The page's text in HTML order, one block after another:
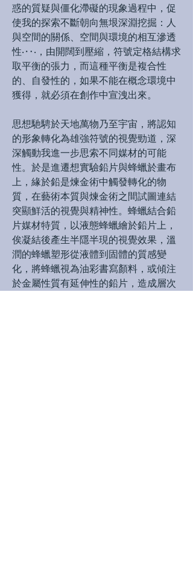
惑的質疑與僵化滯礙的現象過程中，促
使我的探索不斷朝向無垠深淵挖掘：人
與空間的關係、空間與環境的相互滲透
性‧‥‧，由開闊到壓縮，符號定格結構求
取平衡的張力，而這種平衡是複合性
的、自發性的，如果不能在概念環境中
獲得，就必須在創作中宣洩出來。
思想馳騁於天地萬物乃至宇宙，將認知
的形象轉化為雄強符號的視覺勁道，深
深觸動我進一步思索不同媒材的可能
性。於是進遷想實驗鉛片與蜂蠟於畫布
上，緣於鉛是煉金術中觸發轉化的物
質，在藝術本質與煉金術之間試圖連結
突顯鮮活的視覺與精神性。蜂蠟結合鉛
片媒材特質，以液態蜂蠟繪於鉛片上，
俟凝結後產生半隱半現的視覺效果，溫
潤的蜂蠟塑形從液體到固體的質感變
化，將蜂蠟視為油彩書寫顏料，或傾注
於金屬性質有延伸性的鉛片，造成層次